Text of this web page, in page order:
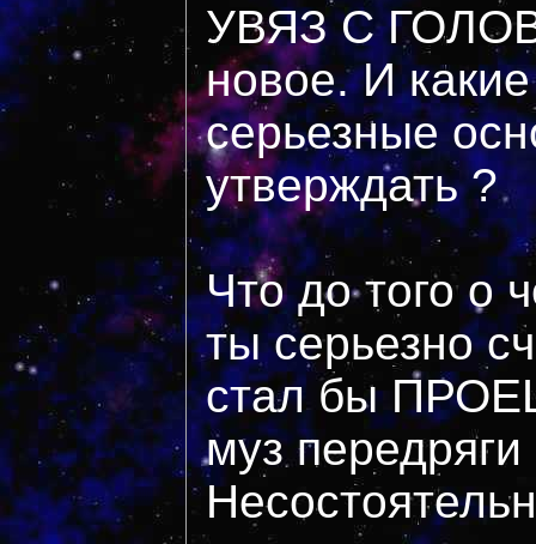
УВЯЗ С
новое. И
серьезные
утверждать ?
Что до того о
ты серьезно
стал бы
муз